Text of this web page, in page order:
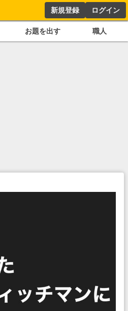
新規登録 ログイン
お題を出す 職人